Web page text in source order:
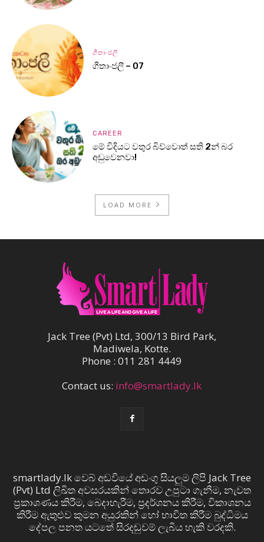
ගීතාංජලී
ගීතාංජලී – 07
CAREER
මේ විදියට වතුර බිව්වොත් සති 2න් බර
අඩුවෙනවා!
LOAD MORE
Jack Tree (Pvt) Ltd, 300/13 Bird Park,
Madiwela, Kotte.
Phone : 011 281 4449
Contact us: info@smartlady.lk
smartlady.lk වෙබ් අඩවියේ අඩංගු සියලුම ලිපි Jack Tree
(Pvt) Ltd ලිඛිත අවසරයකින් තොරව උපුටා ගැනීම, නැවත
ප්‍රකාශණය කිරීම, බෙදාහැරීම, ප්‍රදර්ශනය කිරීම, විකාශනය
කිරීම ඇතුළුව කුමන අයුරකින් හෝ භාවිත කිරීම බුද්ධිමය
දේපල පනත යටතේ සිරදඬුවම් ලැබිය හැකි වරදකි.